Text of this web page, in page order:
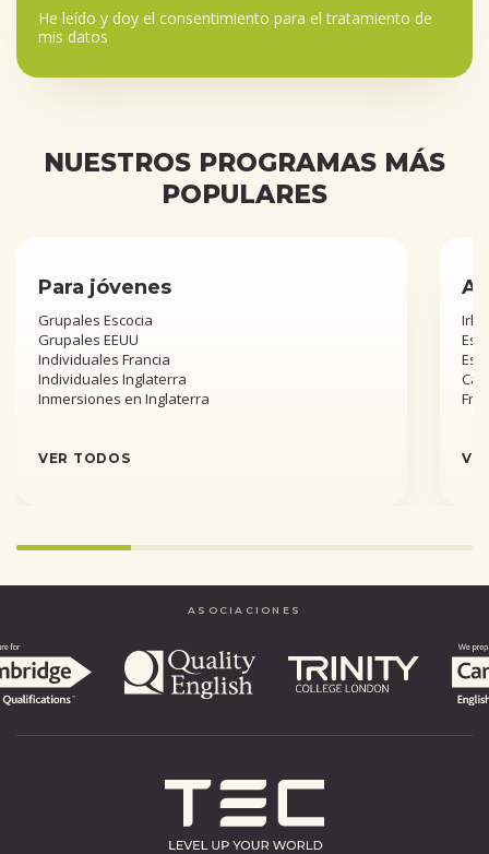
He leído y doy el consentimiento para el tratamiento de
mis datos
NUESTROS PROGRAMAS MÁS
POPULARES
Para jóvenes
Grupales Escocia
Grupales EEUU
Individuales Francia
Individuales Inglaterra
Inmersiones en Inglaterra
VER TODOS
Infinity%
completed
ASOCIACIONES